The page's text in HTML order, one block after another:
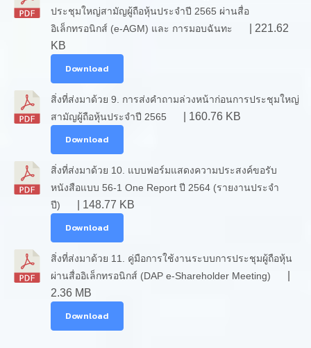
ประชุมใหญ่สามัญผู้ถือหุ้นประจำปี 2565 ผ่านสื่อ
อิเล็กทรอนิกส์ (e-AGM) และ การมอบฉันทะ
| 221.62
KB
Download
สิ่งที่ส่งมาด้วย 9. การส่งคำถามล่วงหน้าก่อนการประชุมใหญ่
สามัญผู้ถือหุ้นประจำปี 2565
| 160.76 KB
Download
สิ่งที่ส่งมาด้วย 10. แบบฟอร์มแสดงความประสงค์ขอรับ
หนังสือแบบ 56-1 One Report ปี 2564 (รายงานประจำ
ปี)
| 148.77 KB
Download
สิ่งที่ส่งมาด้วย 11. คู่มือการใช้งานระบบการประชุมผู้ถือหุ้น
ผ่านสื่ออิเล็กทรอนิกส์ (DAP e-Shareholder Meeting)
2.36 MB
Download